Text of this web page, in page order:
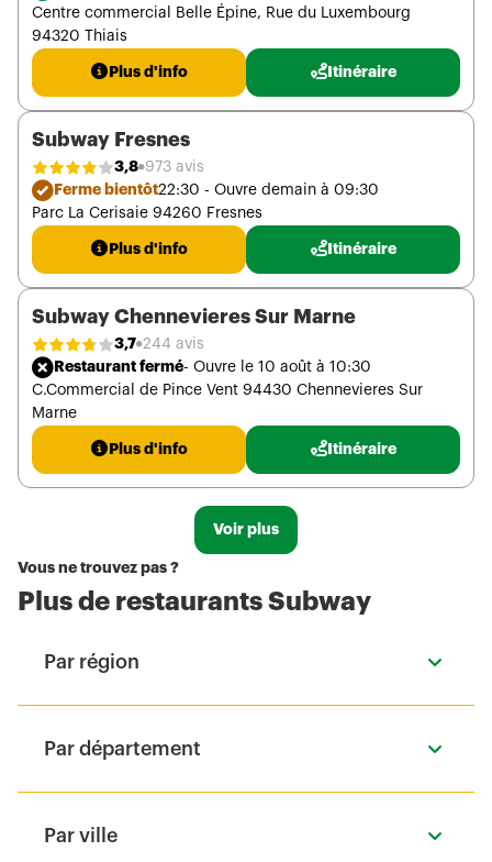
Centre commercial Belle Épine, Rue du Luxembourg
94320 Thiais
Plus d'info Itinéraire
Subway Fresnes
3,8 973 avis
Ferme bientôt22:30 - Ouvre demain à 09:30
Parc La Cerisaie 94260 Fresnes
Plus d'info Itinéraire
Subway Chennevieres Sur Marne
3,7 244 avis
Restaurant fermé- Ouvre le 10 août à 10:30
C.Commercial de Pince Vent 94430 Chennevieres Sur
Marne
Plus d'info Itinéraire
Voir plus
Vous ne trouvez pas ?
Plus de restaurants Subway
Par région
Par département
Par ville